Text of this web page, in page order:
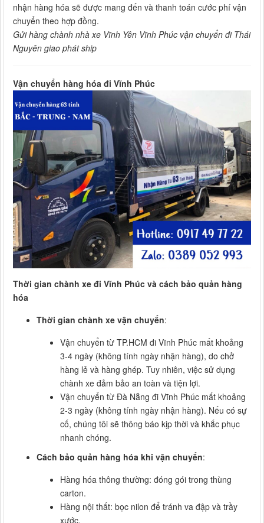
nhận hàng hóa sẽ được mang đến và thanh toán cước phí vận
chuyển theo hợp đồng.
Gửi hàng chành nhà xe Vĩnh Yên Vĩnh Phúc vận chuyển đi Thái
Nguyên giao phát ship
Vận chuyển hàng hóa đi Vĩnh Phúc
Thời gian chành xe đi Vĩnh Phúc và cách bảo quản hàng
hóa
Thời gian chành xe vận chuyển:
Vận chuyển từ TP.HCM đi Vĩnh Phúc mất khoảng
3-4 ngày (không tính ngày nhận hàng), do chở
hàng lẻ và hàng ghép. Tuy nhiên, việc sử dụng
chành xe đảm bảo an toàn và tiện lợi.
Vận chuyển từ Đà Nẵng đi Vĩnh Phúc mất khoảng
2-3 ngày (không tính ngày nhận hàng). Nếu có sự
cố, chúng tôi sẽ thông báo kịp thời và khắc phục
nhanh chóng.
Cách bảo quản hàng hóa khi vận chuyển:
Hàng hóa thông thường: đóng gói trong thùng
carton.
Hàng nội thất: bọc nilon để tránh va đập và trầy
xước.